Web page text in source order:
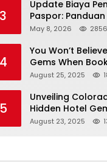
3
Update Biaya
Paspor:
Tarif Resmi
May 8, 2026 2856
4
You Won’t
Gems When
in Louisville
August 25, 2025
5
Unveiling
Hidden Hotel
Affordable Stays,
August 23, 2025